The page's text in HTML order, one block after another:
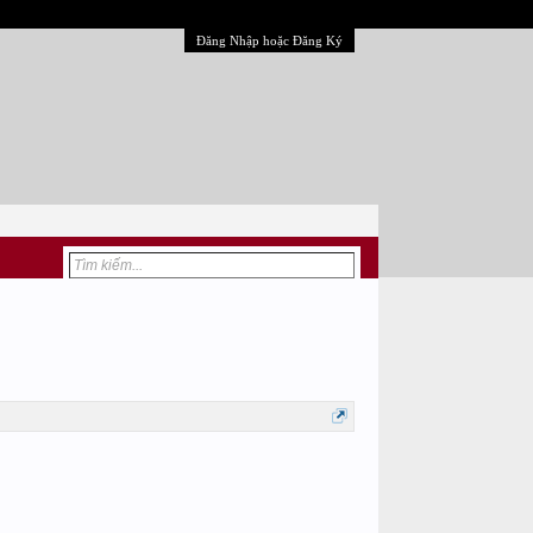
Đăng Nhập hoặc Đăng Ký